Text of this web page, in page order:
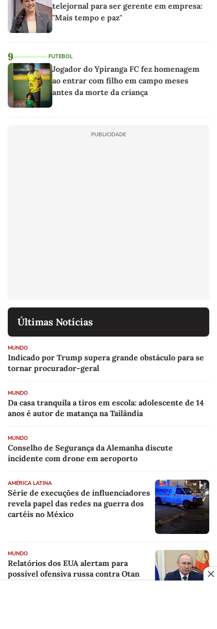
telejornal para ser gerente em empresa:
"Mais tempo e paz"
9 FUTEBOL
Jogador do Ypiranga FC fez homenagem
ao entrar com filho em campo meses
antes da morte da criança
PUBLICIDADE
Últimas Notícias
MUNDO
Indicado por Trump supera grande obstáculo para se
tornar procurador-geral
MUNDO
Da casa tranquila a tiros em escola: adolescente de 14
anos é autor de matança na Tailândia
MUNDO
Conselho de Segurança da Alemanha discute
incidente com drone em aeroporto
AMÉRICA LATINA
Série de execuções de influenciadores
revela papel das redes na guerra dos
cartéis no México
MUNDO
Relatórios dos EUA alertam para
possível ofensiva russa contra Otan